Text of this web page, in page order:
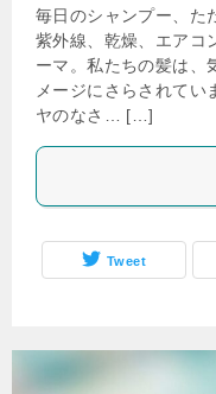
毎日のシャンプー、た
紫外線、乾燥、エアコ
ーマ。私たちの髪は、
メージにさらされてい
ヤのなさ… […]
Tweet